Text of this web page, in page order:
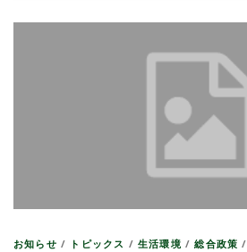
お知らせ / トピックス /生活環境 /総合政策 /